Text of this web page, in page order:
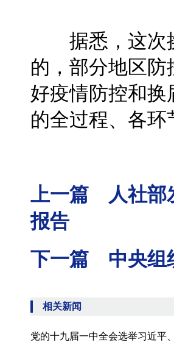
据悉，这次换
的，部分地区
好疫情防控和
的全过程、各
上一篇 人社部
报告
下一篇 中央组
相关新闻
党的十九届一中全会选举习近平